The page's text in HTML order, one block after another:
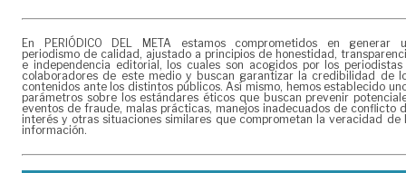
En PERIÓDICO DEL META estamos comprometidos en generar
periodismo de calidad, ajustado a principios de honestidad,
e independencia editorial, los cuales son acogidos por los periodistas
colaboradores de este medio y buscan garantizar la credibilidad de
contenidos ante los distintos públicos. Así mismo, hemos establecido
parámetros sobre los estándares éticos que buscan prevenir
eventos de fraude, malas prácticas, manejos inadecuados de conflicto
interés y otras situaciones similares que comprometan la veracidad de
información.